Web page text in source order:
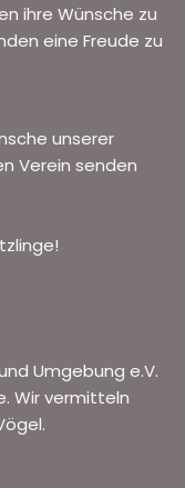
ihre Wünsche zu
eine Freude zu
unserer
Verein senden
Umgebung e.V.
Wir vermitteln